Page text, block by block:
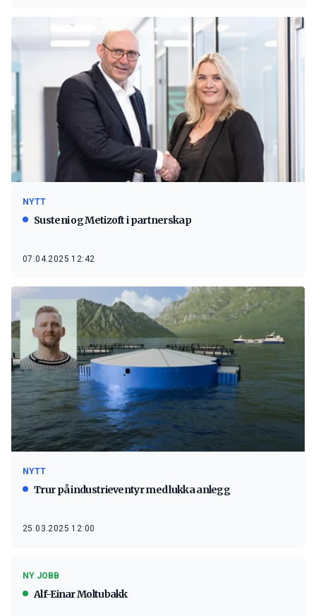
NYTT
Susteni og Metizoft i partnerskap
07.04.2025 12:42
NYTT
Trur på industrieventyr med lukka anlegg
25.03.2025 12:00
NY JOBB
Alf-Einar Moltubakk